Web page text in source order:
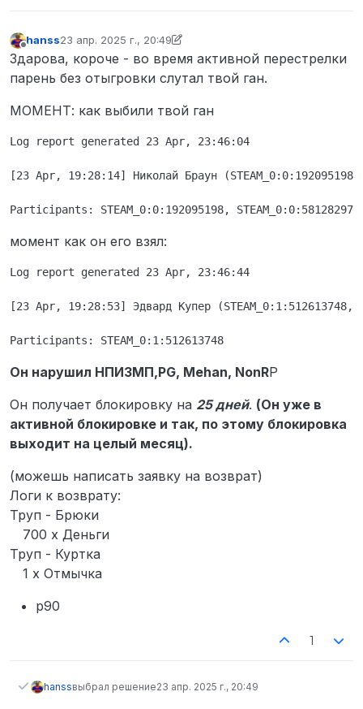
Не в сети
hanss23 апр. 2025 г., 20:49
отредактировано hanss
Здарова, короче - во время активной перестрелки
парень без отыгровки слутал твой ган.
МОМЕНТ: как выбили твой ган
Log report generated 23 Apr, 23:46:04
[23 Apr, 19:28:14] Николай Браун
момент как он его взял:
Log report generated 23 Apr, 23:46:44
[23 Apr, 19:28:53] Эдвард Купер
Он нарушил НПИЗМП,PG, Mehan, NonRP
Он получает блокировку на 25 дней. (Он уже в
активной блокировке и так, по этому блокировка
выходит на целый месяц).
(можешь написать заявку на возврат)
Логи к возврату:
Труп - Брюки
700 x Деньги
Труп - Куртка
1 x Отмычка
p90
1
hanssвыбрал решение23 апр. 2025 г., 20:49